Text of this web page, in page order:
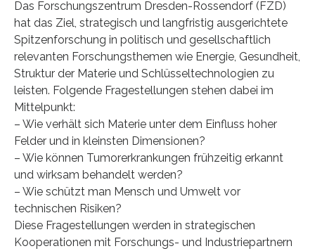
Das Forschungszentrum Dresden-Rossendorf (FZD)
hat das Ziel, strategisch und langfristig ausgerichtete
Spitzenforschung in politisch und gesellschaftlich
relevanten Forschungsthemen wie Energie, Gesundheit,
Struktur der Materie und Schlüsseltechnologien zu
leisten. Folgende Fragestellungen stehen dabei im
Mittelpunkt:
– Wie verhält sich Materie unter dem Einfluss hoher
Felder und in kleinsten Dimensionen?
– Wie können Tumorerkrankungen frühzeitig erkannt
und wirksam behandelt werden?
– Wie schützt man Mensch und Umwelt vor
technischen Risiken?
Diese Fragestellungen werden in strategischen
Kooperationen mit Forschungs- und Industriepartnern